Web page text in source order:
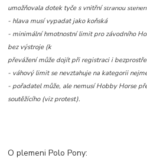
umožňovala dotek tyče s vnitřní stranou
- hlava musí vypadat jako koňská
- minimální hmotnostní limit pro závodního
bez výstroje (k
převážení může dojít při registraci i
- váhový limit se nevztahuje na kategorii
- pořadatel může, ale nemusí Hobby Horse
soutěžícího (viz protest).
O plemeni Polo Pony: